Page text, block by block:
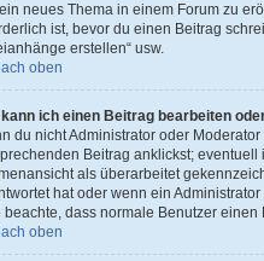
neues Thema in einem Forum zu
ist, bevor du einen Beitrag
erstellen“ usw.
oben
kann ich einen Beitrag bearbeiten
du nicht Administrator oder
Beitrag anklickst;
als überarbeitet
hat oder wenn ein
beachte, dass normale Benutzer
oben